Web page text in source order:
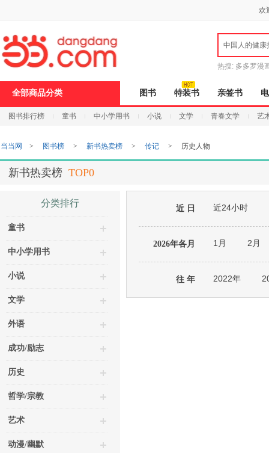
打
开
无
障
页
加
欢
中国人的健康
热搜: 多多罗漫
全部商品分类 图书 特装书 亲签书
图书排行榜 童书 中小学用书 小说 文学 青春文学 艺
当当网 > 图书榜 > 新书热卖榜 > 传记 > 历史人物
新书热卖榜 TOP0
分类排行
童书
中小学用书
小说
文学
外语
成功/励志
历史
哲学/宗教
艺术
动漫/幽默
近 日 近24小时
2026年各月 1月 2月
往 年 2022年